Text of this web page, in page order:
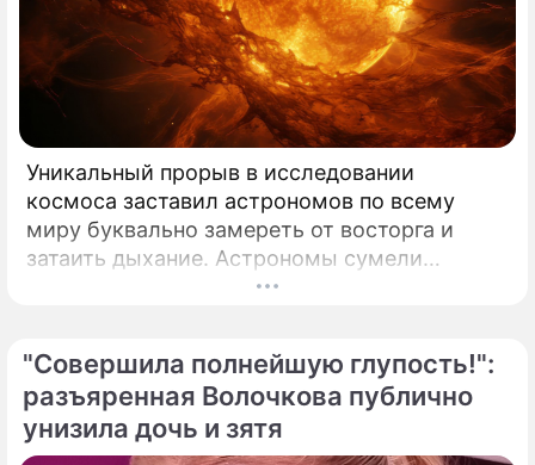
Уникальный прорыв в исследовании
космоса заставил астрономов по всему
миру буквально замереть от восторга и
затаить дыхание. Астрономы сумели
совершить невозможное и заглянуть в
"Совершила полнейшую глупость!":
разъяренная Волочкова публично
унизила дочь и зятя